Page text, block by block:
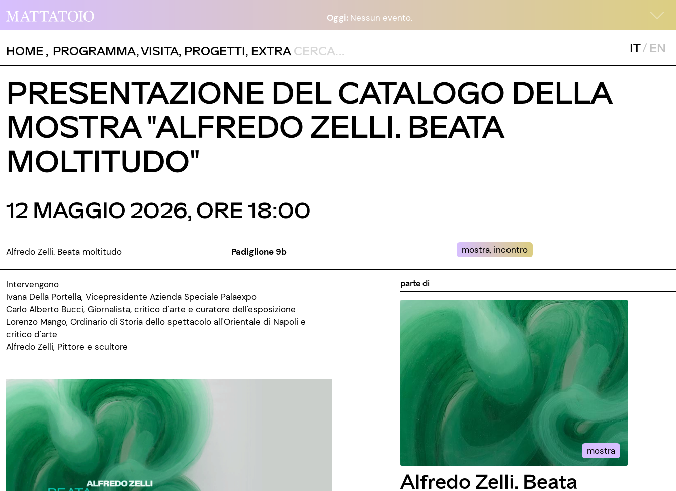
Oggi: Nessun evento.
HOME , PROGRAMMA,VISITA, PROGETTI, EXTRA IT/ EN
PRESENTAZIONE DEL CATALOGO DELLA
MOSTRA "ALFREDO ZELLI. BEATA
MOLTITUDO"
12 MAGGIO 2026, ORE 18:00
Alfredo Zelli. Beata moltitudo Padiglione 9b mostra, incontro
Intervengono
Ivana Della Portella, Vicepresidente Azienda Speciale Palaexpo
Carlo Alberto Bucci, Giornalista, critico d'arte e curatore dell'esposizione
Lorenzo Mango, Ordinario di Storia dello spettacolo all'Orientale di Napoli e
critico d'arte
Alfredo Zelli, Pittore e scultore
parte di
mostra
Alfredo Zelli. Beata